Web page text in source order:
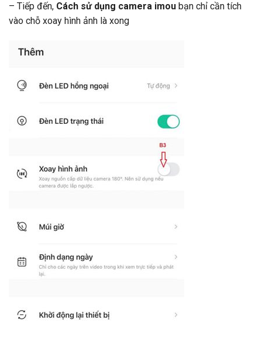
– Tiếp đến, Cách sử dụng camera imou bạn chỉ cần tích
vào chỗ xoay hình ảnh là xong